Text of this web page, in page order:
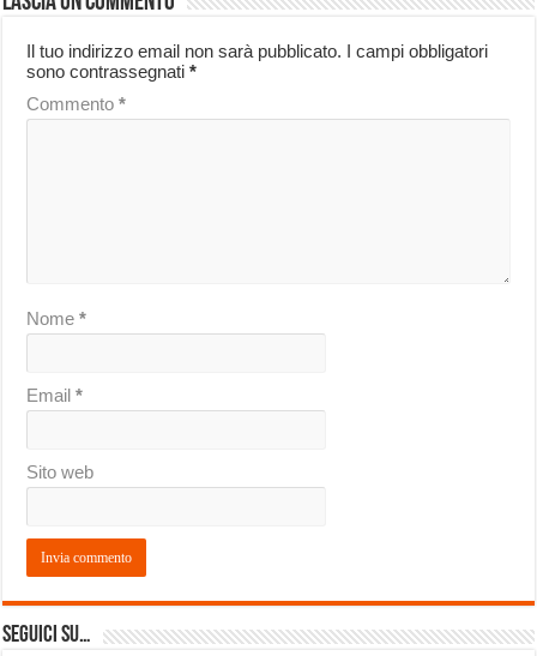
Il tuo indirizzo email non sarà pubblicato. I campi obbligatori
sono contrassegnati*
Commento*
Nome*
Email*
Sito web
Seguici su…